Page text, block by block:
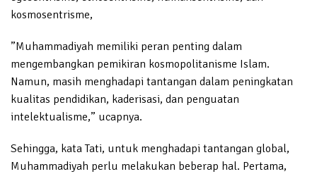
kosmosentrisme,
”Muhammadiyah memiliki peran penting dalam
mengembangkan pemikiran kosmopolitanisme Islam.
Namun, masih menghadapi tantangan dalam peningkatan
kualitas pendidikan, kaderisasi, dan penguatan
intelektualisme,” ucapnya.
Sehingga, kata Tati, untuk menghadapi tantangan global,
Muhammadiyah perlu melakukan beberap hal. Pertama,